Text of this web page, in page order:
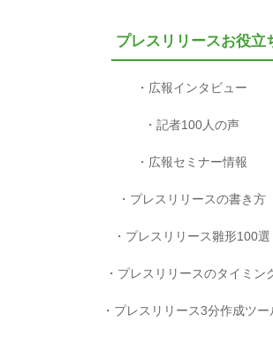
プレスリリースお役立
広報インタビュー
記者100人の声
広報セミナー情報
プレスリリースの書き方
プレスリリース雛形100選
プレスリリースのタイミン
プレスリリース3分作成ツー